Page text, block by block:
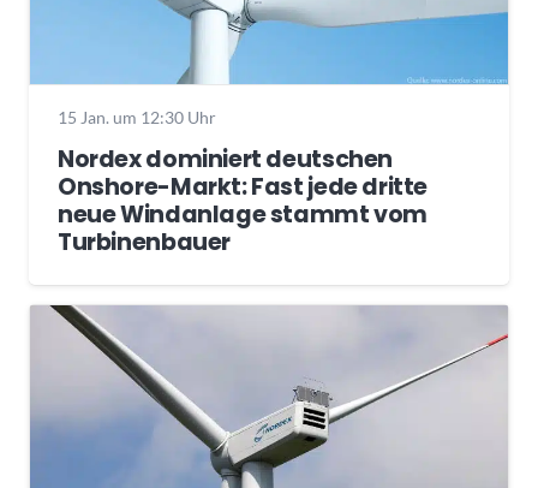
15 Jan. um 12:30 Uhr
Nordex dominiert deutschen
Onshore-Markt: Fast jede dritte
neue Windanlage stammt vom
Turbinenbauer